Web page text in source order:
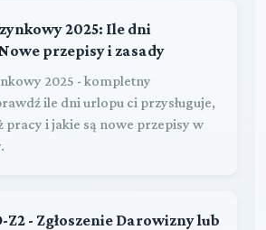
2025: Ile dni
przepisy i zasady
2025 - kompletny
ile dni urlopu ci przysługuje,
pracy i jakie są nowe przepisy w
Z2 - Zgłoszenie Darowizny lub